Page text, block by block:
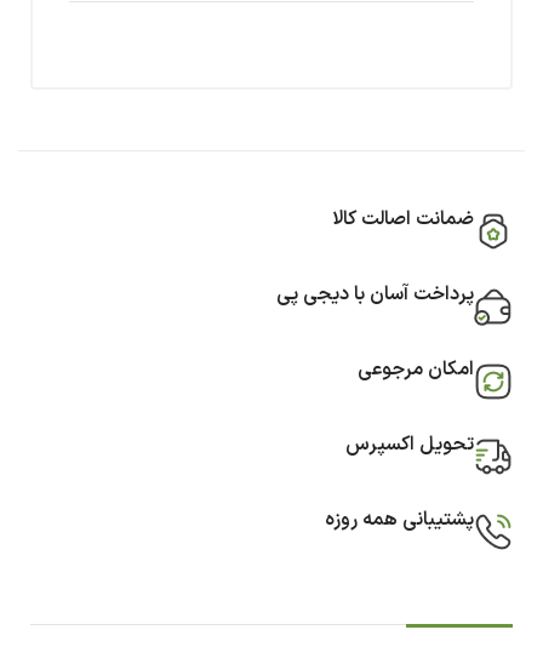
ضمانت اصالت کالا
پرداخت آسان با دیجی پی
امکان مرجوعی
تحویل اکسپرس
پشتیبانی همه روزه